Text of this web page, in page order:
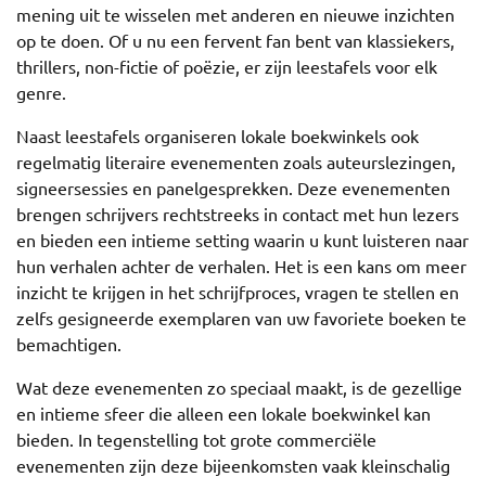
mening uit te wisselen met anderen en nieuwe inzichten
op te doen. Of u nu een fervent fan bent van klassiekers,
thrillers, non-fictie of poëzie, er zijn leestafels voor elk
genre.
Naast leestafels organiseren lokale boekwinkels ook
regelmatig literaire evenementen zoals auteurslezingen,
signeersessies en panelgesprekken. Deze evenementen
brengen schrijvers rechtstreeks in contact met hun lezers
en bieden een intieme setting waarin u kunt luisteren naar
hun verhalen achter de verhalen. Het is een kans om meer
inzicht te krijgen in het schrijfproces, vragen te stellen en
zelfs gesigneerde exemplaren van uw favoriete boeken te
bemachtigen.
Wat deze evenementen zo speciaal maakt, is de gezellige
en intieme sfeer die alleen een lokale boekwinkel kan
bieden. In tegenstelling tot grote commerciële
evenementen zijn deze bijeenkomsten vaak kleinschalig